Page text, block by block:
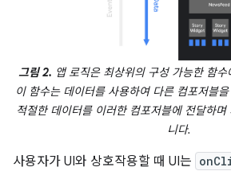
그림 2. 앱 로직은 최상위의 구성 가능한 함
이 함수는 데이터를 사용하여 다른 컴포저블
적절한 데이터를 이러한 컴포저블에 전달하
니다.
사용자가 UI와 상호작용할 때 UI는